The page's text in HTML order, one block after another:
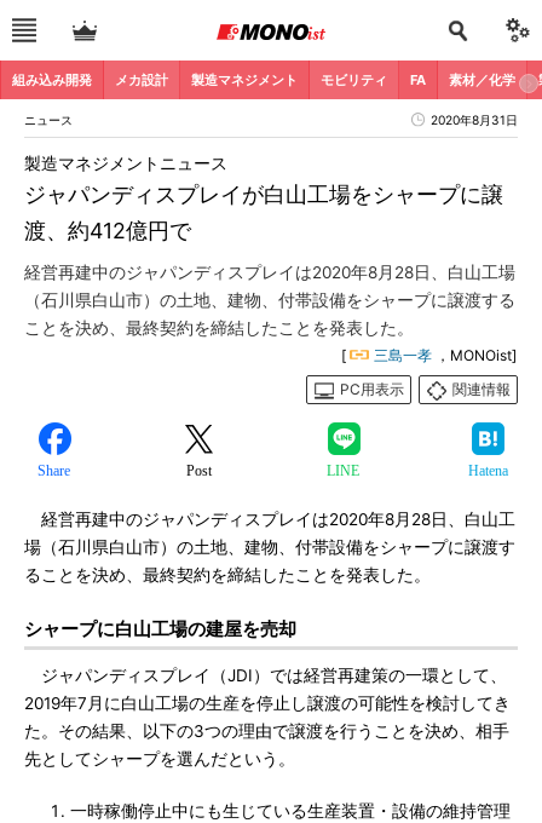
組み込み開発 メカ設計 製造マネジメント モビリティ FA 素材／化学
ニュース 2020年8月31日
ジャパンディスプレイが白山工場をシャープに譲
渡、約412億円で
製造マネジメントニュース
経営再建中のジャパンディスプレイは2020年8月28日、白山工場
（石川県白山市）の土地、建物、付帯設備をシャープに譲渡する
ことを決め、最終契約を締結したことを発表した。
[ 三島一孝 ，MONOist]
PC用表示
関連情報
Share Post LINE Hatena
経営再建中のジャパンディスプレイは2020年8月28日、白山工
場（石川県白山市）の土地、建物、付帯設備をシャープに譲渡す
ることを決め、最終契約を締結したことを発表した。
シャープに白山工場の建屋を売却
ジャパンディスプレイ（JDI）では経営再建策の一環として、
2019年7月に白山工場の生産を停止し譲渡の可能性を検討してき
た。その結果、以下の3つの理由で譲渡を行うことを決め、相手
先としてシャープを選んだという。
一時稼働停止中にも生じている生産装置・設備の維持管理